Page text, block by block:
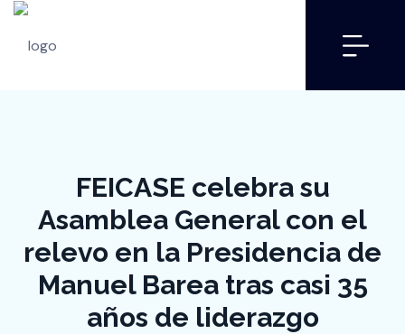
FEICASE celebra su
Asamblea General con el
relevo en la Presidencia de
Manuel Barea tras casi 35
años de liderazgo